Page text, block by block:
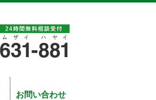
お問い合わせ